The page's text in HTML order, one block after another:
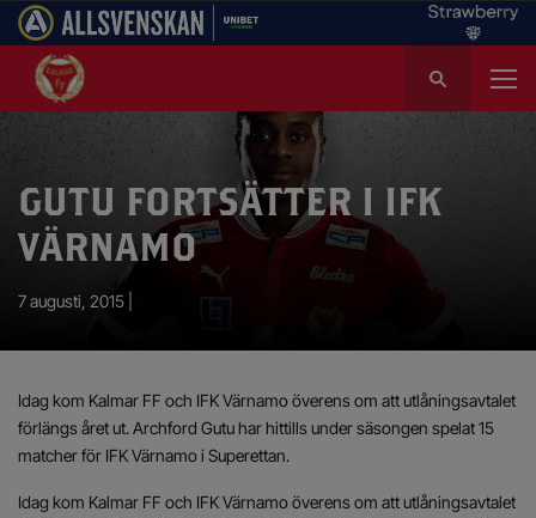
k
GUTU FORTSÄTTER I IFK
VÄRNAMO
7 augusti, 2015 |
Idag kom Kalmar FF och IFK Värnamo överens om att utlåningsavtalet
förlängs året ut. Archford Gutu har hittills under säsongen spelat 15
matcher för IFK Värnamo i Superettan.
Idag kom Kalmar FF och IFK Värnamo överens om att utlåningsavtalet